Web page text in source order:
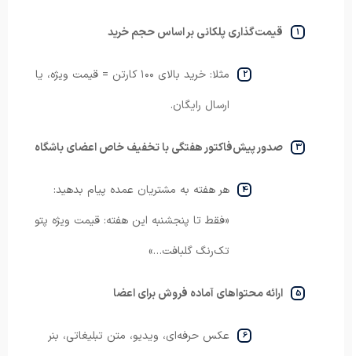
قیمت‌گذاری پلکانی بر اساس حجم خرید
مثلا: خرید بالای ۱۰۰ کارتن = قیمت ویژه، یا
ارسال رایگان.
صدور پیش‌فاکتور هفتگی با تخفیف خاص اعضای باشگاه
هر هفته به مشتریان عمده پیام بدهید:
«فقط تا پنجشنبه این هفته: قیمت ویژه پتو
تک‌رنگ گلبافت…»
ارائه محتواهای آماده فروش برای اعضا
عکس حرفه‌ای، ویدیو، متن تبلیغاتی، بنر